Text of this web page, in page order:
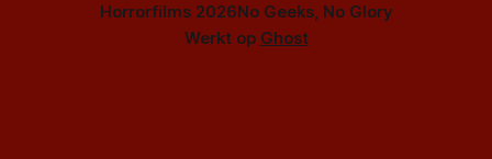
Horrorfilms 2026No Geeks, No Glory
Werkt op Ghost